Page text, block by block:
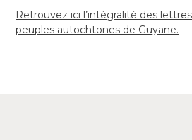
Retrouvez ici l’intégralité des
peuples autochtones de Guyane.